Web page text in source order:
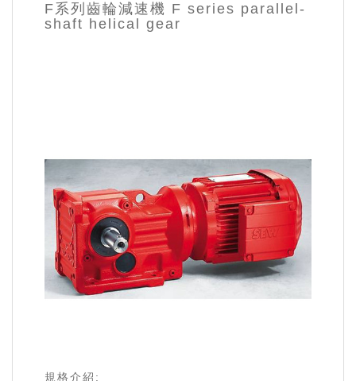
F系列齒輪減速機 F series parallel-
shaft helical gear
規格介紹: